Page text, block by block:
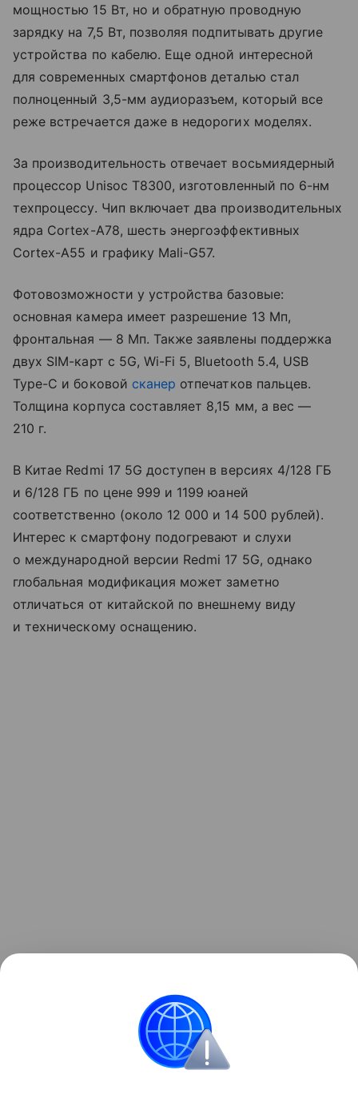
мощностью 15 Вт, но и обратную проводную
зарядку на 7,5 Вт, позволяя подпитывать другие
устройства по кабелю. Еще одной интересной
для современных смартфонов деталью стал
полноценный 3,5-мм аудиоразъем, который все
реже встречается даже в недорогих моделях.
За производительность отвечает восьмиядерный
процессор Unisoc T8300, изготовленный по 6-нм
техпроцессу. Чип включает два производительных
ядра Cortex-A78, шесть энергоэффективных
Cortex-A55 и графику Mali-G57.
Фотовозможности у устройства базовые:
основная камера имеет разрешение 13 Мп,
фронтальная — 8 Мп. Также заявлены поддержка
двух SIM-карт с 5G, Wi-Fi 5, Bluetooth 5.4, USB
Type-C и боковой сканер отпечатков пальцев.
Толщина корпуса составляет 8,15 мм, а вес —
210 г.
В Китае Redmi 17 5G доступен в версиях 4/128 ГБ
и 6/128 ГБ по цене 999 и 1199 юаней
соответственно (около 12 000 и 14 500 рублей).
Интерес к смартфону подогревают и слухи
о международной версии Redmi 17 5G, однако
глобальная модификация может заметно
отличаться от китайской по внешнему виду
и техническому оснащению.
для отдельных моделей рост составил почти 13%.